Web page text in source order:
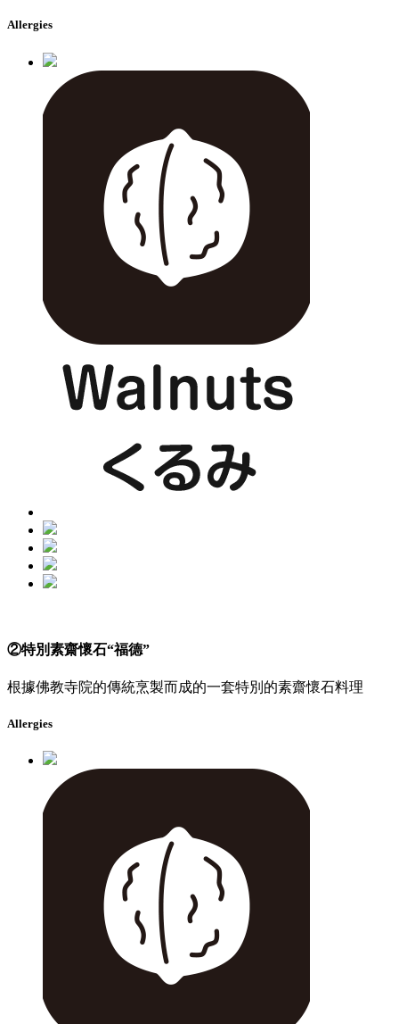
Allergies
②特別素齋懷石“福德”
根據佛教寺院的傳統烹製而成的一套特別的素齋懷石料理
Allergies